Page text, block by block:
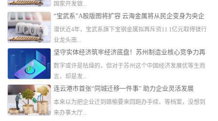
国家开发银...
“宝武系”A股版图将扩容 云海金属将从民企变身为央企
潜伏近4年，宝武系旗下宝钢金属拟再斥资11 1亿元取得镁行
业龙头南...
坚守实体经济筑牢经济底盘！苏州制造业核心竞争力再
跃升
数字或许是枯燥的，但对于苏州这个中国经济发展优等生而
言，却是发...
连云港市首张“同城迁移一件事” 助力企业灵活发展
本来以为把企业迁到赣榆要来回跑办手续、等档案，没想到
来办事大厅...